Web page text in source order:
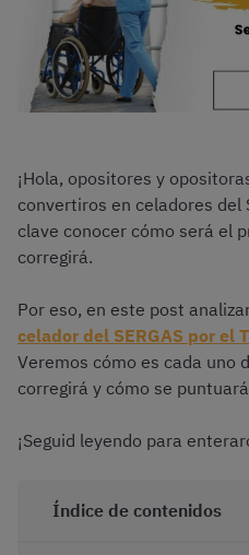
¡Hola, opositores y
convertiros en celadores del
clave conocer cómo será el
corregirá.
Por eso, en este post
celador del SERGAS por el
Veremos cómo es cada uno
corregirá y cómo se
¡Seguid leyendo para
Índice de contenidos